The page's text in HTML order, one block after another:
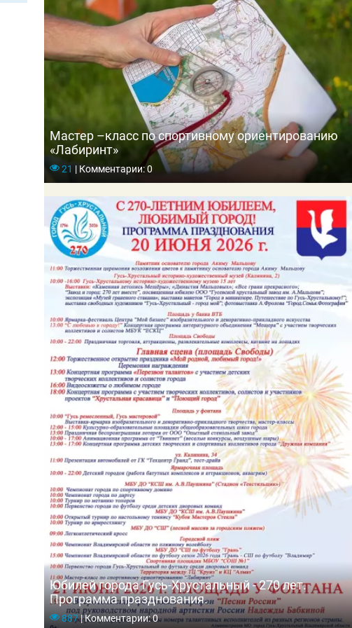
Мастер –класс по спортивному ориентированию
«Лабиринт»
21 |Комментарии: 0
Юбилей города Гусь-Хрустальный - 270 лет.
Программа празднования.
887|Комментарии: 0